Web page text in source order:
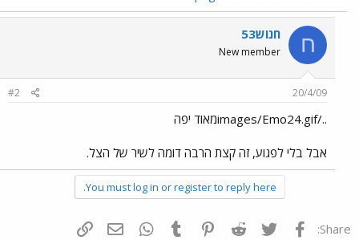
ח חנוש53
New member
20/4/09
#2
../images/Emo24.gifמאוד יפה
אבל בלי לפגוע, זה קצת הרבה דומה לשיר של הצל.
You must log in or register to reply here.
Share: פייסבוק Twitter
Reddit
Pinterest
Tumblr
WhatsAppדואר אלקטרוני